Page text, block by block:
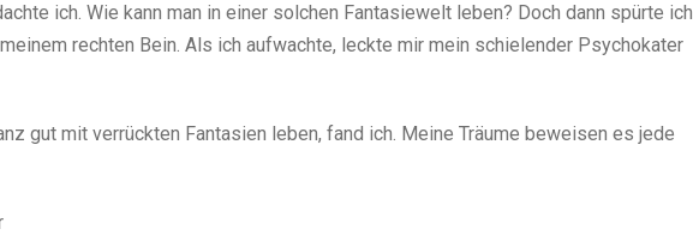
ich. Wie kann man in einer solchen Fantasiewelt leben? Doch dann spürte ich
rechten Bein. Als ich aufwachte, leckte mir mein schielender Psychokater
gut mit verrückten Fantasien leben, fand ich. Meine Träume beweisen es jede